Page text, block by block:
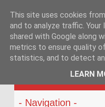
This site uses cookies
and to analyze traffic. Your
shared with Google along
metrics to ensure quality
statistics, and to detect
LEARN